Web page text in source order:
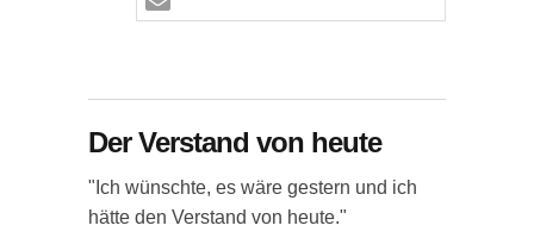
Der Verstand von heute
"Ich wünschte, es wäre gestern und ich
hätte den Verstand von heute."